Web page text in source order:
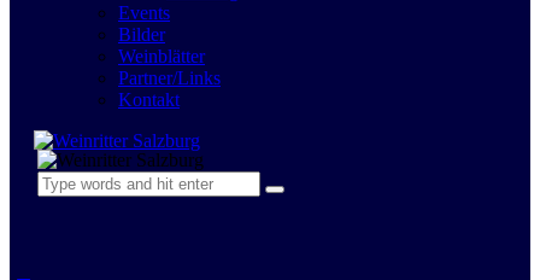
Events
Bilder
Weinblätter
Partner/Links
Kontakt